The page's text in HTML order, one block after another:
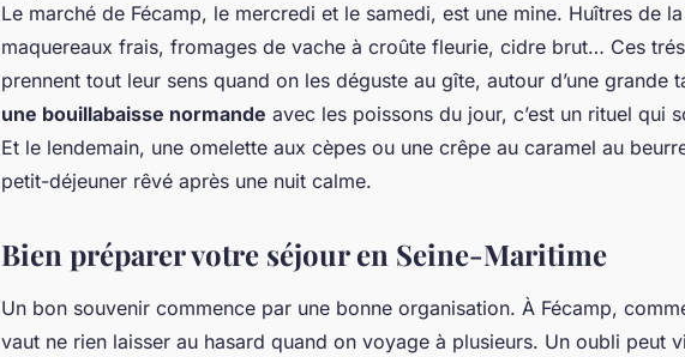
Le marché de Fécamp, le mercredi et le samedi, est une mine. Huîtres de
maquereaux frais, fromages de vache à croûte fleurie, cidre brut… Ces
prennent tout leur sens quand on les déguste au gîte, autour d’une grande
une bouillabaisse normande avec les poissons du jour, c’est un rituel qui
Et le lendemain, une omelette aux cèpes ou une crêpe au caramel au
petit-déjeuner rêvé après une nuit calme.
Bien préparer votre séjour en Seine-Maritime
Un bon souvenir commence par une bonne organisation. À Fécamp,
vaut ne rien laisser au hasard quand on voyage à plusieurs. Un oubli peut